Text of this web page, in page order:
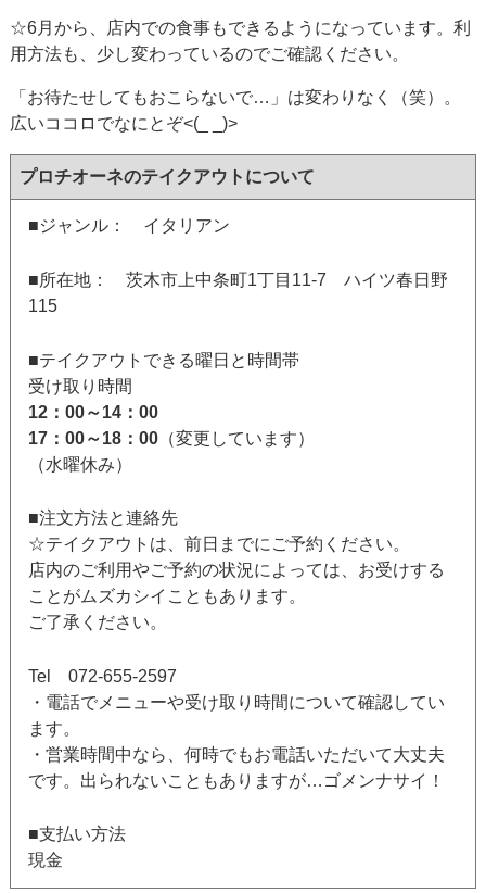
☆6月から、店内での食事もできるようになっています。利
用方法も、少し変わっているのでご確認ください。
「お待たせしてもおこらないで…」は変わりなく（笑）。
広いココロでなにとぞ<(_ _)>
プロチオーネのテイクアウトについて
■ジャンル： イタリアン
■所在地： 茨木市上中条町1丁目11-7 ハイツ春日野
115
■テイクアウトできる曜日と時間帯
受け取り時間
12：00～14：00
17：00～18：00 （変更しています）
（水曜休み）
■注文方法と連絡先
☆テイクアウトは、前日までにご予約ください。
店内のご利用やご予約の状況によっては、お受けする
ことがムズカシイこともあります。
ご了承ください。
Tel 072-655-2597
・電話でメニューや受け取り時間について確認してい
ます。
・営業時間中なら、何時でもお電話いただいて大丈夫
です。出られないこともありますが…ゴメンナサイ！
■支払い方法
現金